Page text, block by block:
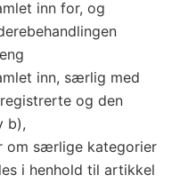
inn for, og
inn, særlig med
og den
b),
om særlige kategorier
i henhold til artikkel